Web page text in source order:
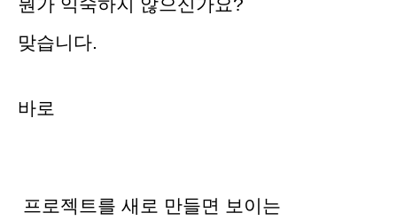
뭔가 익숙하지 않으신가요?
맞습니다.
바로
프로젝트를 새로 만들면 보이는